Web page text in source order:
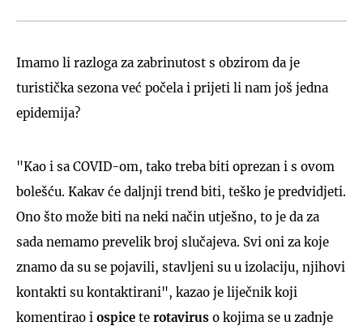
Imamo li razloga za zabrinutost s obzirom da je
turistička sezona već počela i prijeti li nam još jedna
epidemija?
"Kao i sa COVID-om, tako treba biti oprezan i s ovom
bolešću. Kakav će daljnji trend biti, teško je predvidjeti.
Ono što može biti na neki način utješno, to je da za
sada nemamo prevelik broj slučajeva. Svi oni za koje
znamo da su se pojavili, stavljeni su u izolaciju, njihovi
kontakti su kontaktirani", kazao je liječnik koji
komentirao i ospice te rotavirus o kojima se u zadnje